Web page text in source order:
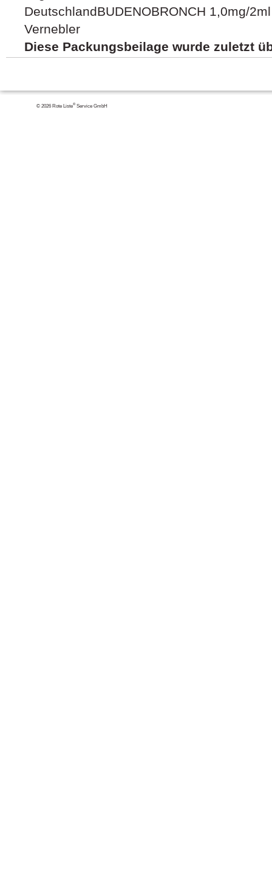
DeutschlandBUDENOBRONCH 1,0mg/
Vernebler
Diese Packungsbeilage wurde zuletzt
© 2026 Rote Liste®Service GmbH